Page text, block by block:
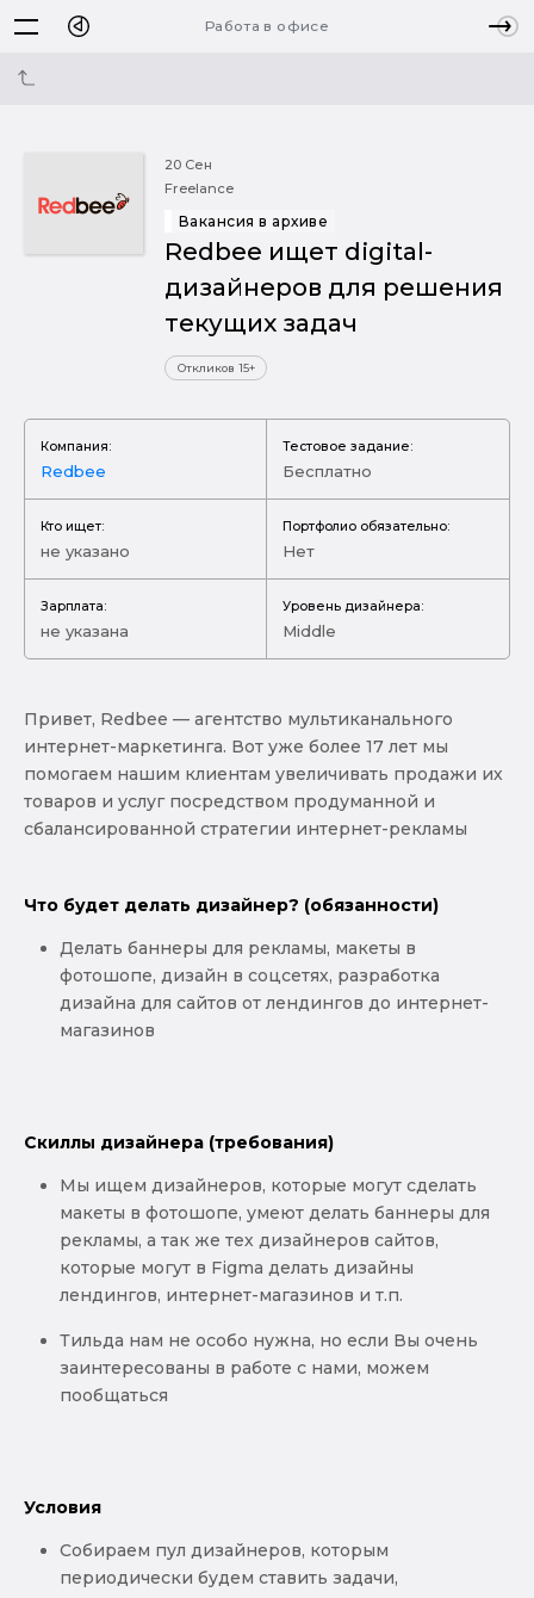
Работа в офисе
20 Сен
Freelance
Вакансия в архиве
Redbee ищет digital-
дизайнеров для решения
текущих задач
Откликов 15+
Компания:
Redbee
Тестовое задание:
Бесплатно
Кто ищет:
не указано
Портфолио обязательно:
Нет
Зарплата:
не указана
Уровень дизайнера:
Middle
Привет, Redbee — агентство мультиканального
интернет-маркетинга. Вот уже более 17 лет мы
помогаем нашим клиентам увеличивать продажи их
товаров и услуг посредством продуманной и
сбалансированной стратегии интернет-рекламы
Что будет делать дизайнер? (обязанности)
Делать баннеры для рекламы, макеты в
фотошопе, дизайн в соцсетях, разработка
дизайна для сайтов от лендингов до интернет-
магазинов
Скиллы дизайнера (требования)
Мы ищем дизайнеров, которые могут сделать
макеты в фотошопе, умеют делать баннеры для
рекламы, а так же тех дизайнеров сайтов,
которые могут в Figma делать дизайны
лендингов, интернет-магазинов и т.п.
Тильда нам не особо нужна, но если Вы очень
заинтересованы в работе с нами, можем
пообщаться
Условия
Собираем пул дизайнеров, которым
периодически будем ставить задачи,